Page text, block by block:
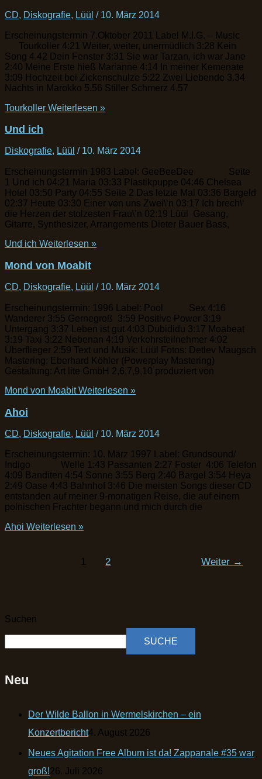
CD, Diskografie, Lüül / 10. März 2014
Erscheinungstermin 7.Oktober 2011 Label M.I.G. – Music
Tourkoller 4:21 Weiter, weiter, unermüdlich 3:28 Kein
Song 4.42 Dein Fenster 3:31 Sie war Tarzan, ich war Jane
2:40 Meine Erste hieß Marianne 4:14 In meiner Kemenate
3:09 Hochzeit bei Zickenschulze 5:22 Zwei Liebende 3.34
Nachts in Marokko 5.56 Stiller Schmerz 4.57
Tourkoller Weiterlesen »
Und ich
Diskografie, Lüül / 10. März 2014
Erscheinungstermin 1983 Label: GeeBeeDee Seite
1 Und ich 04:21 Maria 03:33 Plastikpuppe 04:46 Chelsea
Hotel 03:50 Party 04:55 Seite 2 Das letzte Mal 03:36 Bargeld
02:37 Heute 03:30 Einer von uns Zwei\’n 03:17 Ich brech\‘
die Herzen der stolzesten Frau\’n 02:19 Lüül Gesang,
Gitarre, Synthesizer, Arrangements Dieter Bauer Bass,
Und ich Weiterlesen »
Mond von Moabit
CD, Diskografie, Lüül / 10. März 2014
Erscheinungstermin: 1996 Label: Pool Sex 4:16
Wanderer 3:55 Gernegroß 3:59 Positive Power 3:19
Untergang 3:37 Leben ist gut 4:03 Dubididu 3:17 Moabeat
3:19 Taxi 3:22 Nebenan 4:19 Verkehrsteilnehmer 4:02
Überflieger 2:59 Text und Musik: Lüül Fotos: Detlev Maugsch
Mastering: Eberhard Köhler (Powerplay Mastering)
Gestaltung: Art lite GmbH 2,6,7,9,10 produziert von
Mond von MoabitWeiterlesen »
Ahoi
CD, Diskografie, Lüül / 10. März 2014
Erscheinungstermin: 10. März 1997 Label: Grundsound/
Indigo Welle 1:43 Passanten 2:27 Foster 4:06 Telefon
4:09 Banditen 4:54 Sonne 3:55 Berg 2:40 Bargel 3:54 Heya
2:49 Oase 4:43 Bahnhof 3:46 Die meisten Songs dieser CD
entstanden auf meiner 9-monatigen Reise, die auf einem
polnischen Frachter begann und mich durch die
Ahoi Weiterlesen »
1 2 Weiter →
Suchen
SUCHE
Neu
Der Wilde Ballon in Wermelskirchen – ein
Konzertbericht4. August 2026
Neues Agitation Free Album ist da! Zappanale #35 war
groß!26. Juli 2026